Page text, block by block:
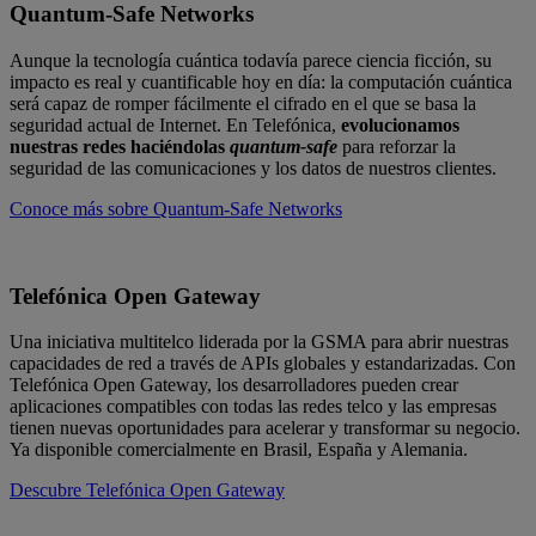
Quantum-Safe Networks
Aunque la tecnología cuántica todavía parece ciencia ficción, su
impacto es real y cuantificable hoy en día: la computación cuántica
será capaz de romper fácilmente el cifrado en el que se basa la
seguridad actual de Internet. En Telefónica, evolucionamos
nuestras redes haciéndolas quantum-safe para reforzar la
seguridad de las comunicaciones y los datos de nuestros clientes.
Conoce más sobre Quantum-Safe Networks
Telefónica Open Gateway
Una iniciativa multitelco liderada por la GSMA para abrir nuestras
capacidades de red a través de APIs globales y estandarizadas. Con
Telefónica Open Gateway, los desarrolladores pueden crear
aplicaciones compatibles con todas las redes telco y las empresas
tienen nuevas oportunidades para acelerar y transformar su negocio.
Ya disponible comercialmente en Brasil, España y Alemania.
Descubre Telefónica Open Gateway